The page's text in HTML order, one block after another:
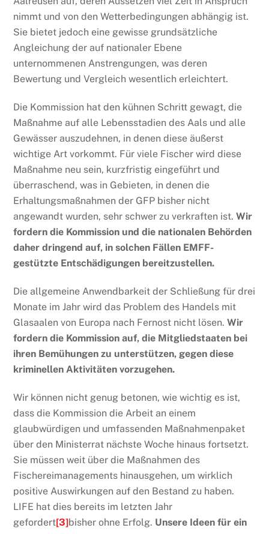
nimmt und von den Wetterbedingungen abhängig ist.
Sie bietet jedoch eine gewisse grundsätzliche
Angleichung der auf nationaler Ebene
unternommenen Anstrengungen, was deren
Bewertung und Vergleich wesentlich erleichtert.
Die Kommission hat den kühnen Schritt gewagt, die
Maßnahme auf alle Lebensstadien des Aals und alle
Gewässer auszudehnen, in denen diese äußerst
wichtige Art vorkommt. Für viele Fischer wird diese
Maßnahme neu sein, kurzfristig eingeführt und
überraschend, was in Gebieten, in denen die
Erhaltungsmaßnahmen der GFP bisher nicht
angewandt wurden, sehr schwer zu verkraften ist.Wir
fordern die Kommission und die nationalen Behörden
daher dringend auf, in solchen Fällen EMFF-
gestützte Entschädigungen bereitzustellen.
Die allgemeine Anwendbarkeit der Schließung für drei
Monate im Jahr wird das Problem des Handels mit
Glasaalen von Europa nach Fernost nicht lösen.Wir
fordern die Kommission auf, die Mitgliedstaaten bei
ihren Bemühungen zu unterstützen, gegen diese
kriminellen Aktivitäten vorzugehen.
Wir können nicht genug betonen, wie wichtig es ist,
dass die Kommission die Arbeit an einem
glaubwürdigen und umfassenden Maßnahmenpaket
über den Ministerrat nächste Woche hinaus fortsetzt.
Sie müssen weit über die Maßnahmen des
Fischereimanagements hinausgehen, um wirklich
positive Auswirkungen auf den Bestand zu haben.
LIFE hat dies bereits im letzten Jahr
gefordert[3]bisher ohne Erfolg. Unsere Ideen für ein